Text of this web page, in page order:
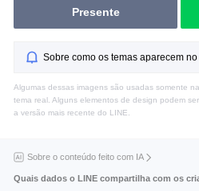
Presente
Sobre como os temas aparecem no
Algumas dessas imagens são usadas somente
tema real. Alguns elementos de design podem
a versão mais recente do LINE.
Sobre o conteúdo feito com IA
Quais dados o LINE compartilha com os